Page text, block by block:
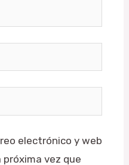
electrónico y web
vez que